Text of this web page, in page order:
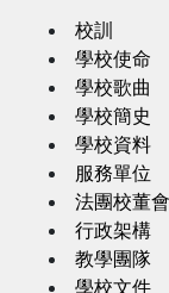
校訓
學校使命
學校歌曲
學校簡史
學校資料
服務單位
法團校董會
行政架構
教學團隊
學校文件